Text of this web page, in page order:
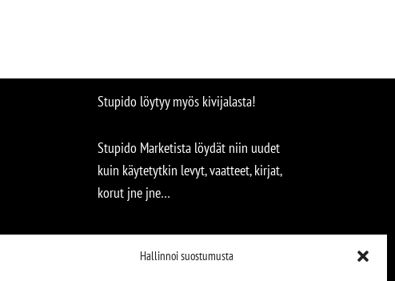
Hallinnoi suostumusta
Stupido löytyy myös kivijalasta!
Stupido Marketista löydät niin uudet
kuin käytetytkin levyt, vaatteet, kirjat,
korut jne jne…